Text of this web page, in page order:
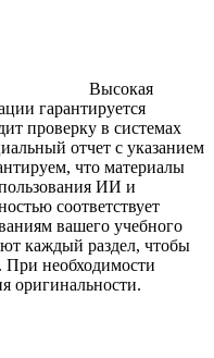
Высокая
гарантируется
проверку в системах
отчет с указанием
что материалы
ИИ и
соответствует
вашего учебного
каждый раздел, чтобы
При необходимости
оригинальности.